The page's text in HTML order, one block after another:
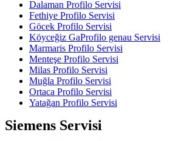
Dalaman Profilo Servisi
Fethiye Profilo Servisi
Göcek Profilo Servisi
Köyceğiz GaProfilo genau Servisi
Marmaris Profilo Servisi
Menteşe Profilo Servisi
Milas Profilo Servisi
Muğla Profilo Servisi
Ortaca Profilo Servisi
Yatağan Profilo Servisi
Siemens Servisi